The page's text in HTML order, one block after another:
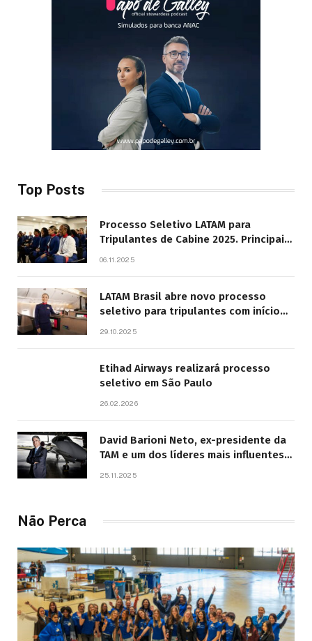
Top Posts
Processo Seletivo LATAM para
Tripulantes de Cabine 2025. Principais
06.11.2025
LATAM Brasil abre novo processo
seletivo para tripulantes com início
29.10.2025
Etihad Airways realizará processo
seletivo em São Paulo
26.02.2026
David Barioni Neto, ex-presidente da
TAM e um dos líderes mais influentes
25.11.2025
Não Perca